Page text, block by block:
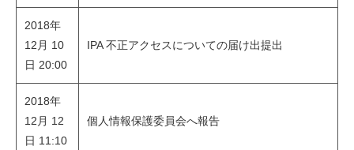
2018年
12月 10
日 20:00
IPA 不正アクセスについての届け出提出
2018年
12月 12
日 11:10
個人情報保護委員会へ報告